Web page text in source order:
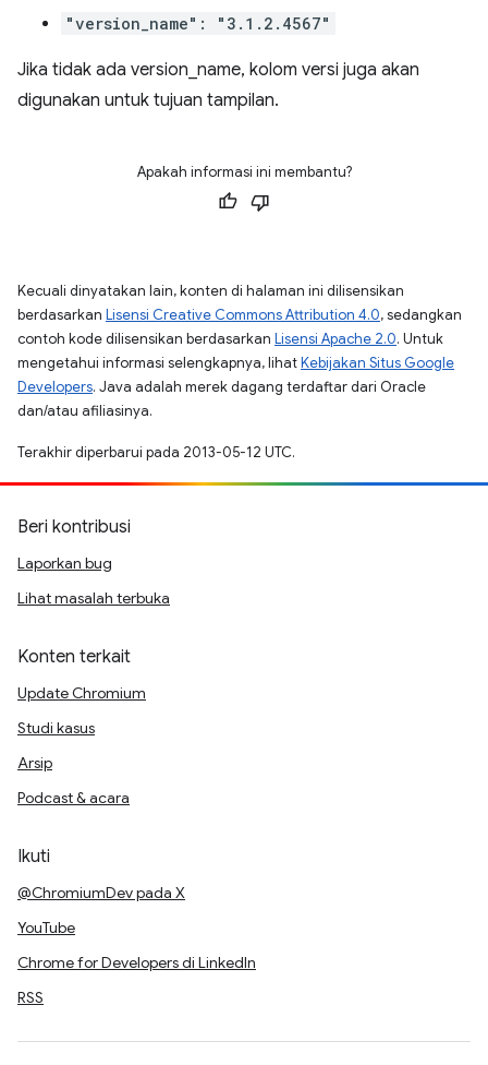
"version_name": "3.1.2.4567"
Jika tidak ada version_name, kolom versi juga akan
digunakan untuk tujuan tampilan.
Apakah informasi ini membantu?
Kecuali dinyatakan lain, konten di halaman ini dilisensikan
berdasarkan Lisensi Creative Commons Attribution 4.0, sedangkan
contoh kode dilisensikan berdasarkan Lisensi Apache 2.0. Untuk
mengetahui informasi selengkapnya, lihatKebijakan Situs Google
Developers. Java adalah merek dagang terdaftar dari Oracle
dan/atau afiliasinya.
Terakhir diperbarui pada 2013-05-12 UTC.
Beri kontribusi
Laporkan bug
Lihat masalah terbuka
Konten terkait
Update Chromium
Studi kasus
Arsip
Podcast & acara
Ikuti
@ChromiumDev pada X
YouTube
Chrome for Developers di LinkedIn
RSS